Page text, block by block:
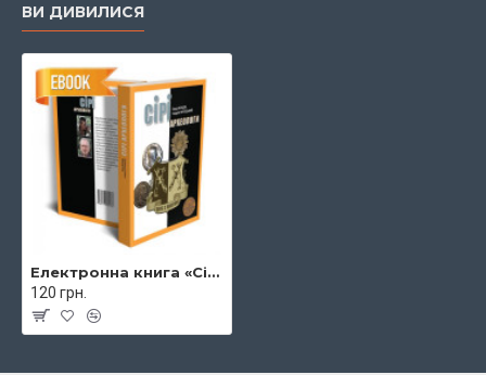
ВИ ДИВИЛИСЯ
Електронна книга «Сірі археологи»
120 грн.